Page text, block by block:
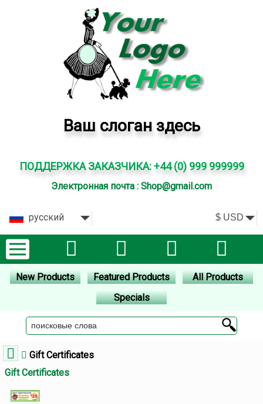
Ваш слоган здесь
ПОДДЕРЖКА ЗАКАЗЧИКА: +44 (0) 999 999999
Электронная почта : Shop@gmail.com
русский
New Products Featured Products
All Products
Specials
Gift Certificates
Gift Certificates